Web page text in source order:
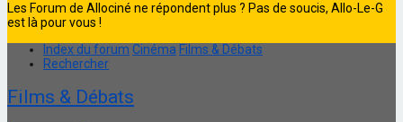
Les Forum de Allociné ne répondent plus ? Pas de soucis, Allo-Le-G
est là pour vous !
Index du forum Cinéma Films & Débats
Rechercher
Films & Débats